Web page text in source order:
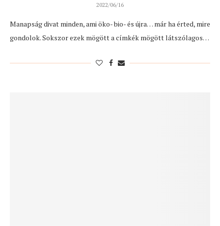
2022/06/16
Manapság divat minden, ami öko- bio- és újra… már ha érted, mire
gondolok. Sokszor ezek mögött a címkék mögött látszólagos…